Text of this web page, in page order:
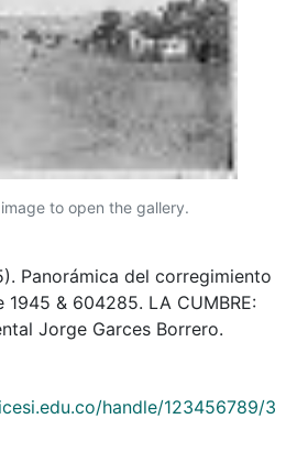
to open the gallery.
Panorámica del corregimiento
1945 & 604285. LA CUMBRE:
Jorge Garces Borrero.
handle/123456789/3